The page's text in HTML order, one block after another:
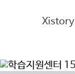
Xistory